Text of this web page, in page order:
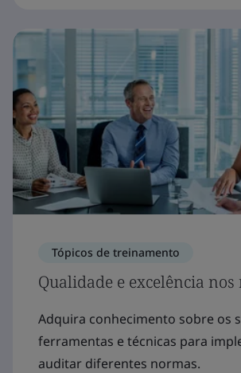
Tópicos de treinamento
Qualidade e excelência nos
Adquira conhecimento sobre os
ferramentas e técnicas para
auditar diferentes normas.